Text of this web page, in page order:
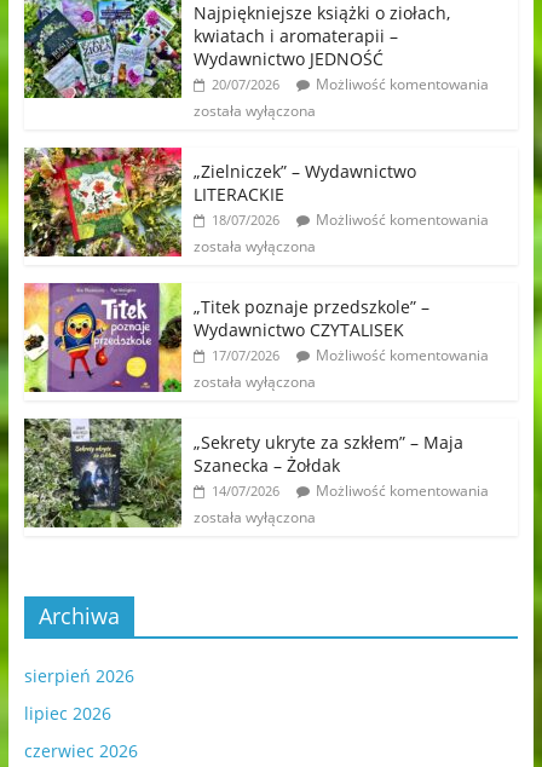
Najpiękniejsze książki o ziołach,
kwiatach i aromaterapii –
Wydawnictwo JEDNOŚĆ
20/07/2026
Możliwość komentowania
została wyłączona
„Zielniczek” – Wydawnictwo
LITERACKIE
18/07/2026
Możliwość komentowania
została wyłączona
„Titek poznaje przedszkole” –
Wydawnictwo CZYTALISEK
17/07/2026
Możliwość komentowania
została wyłączona
„Sekrety ukryte za szkłem” – Maja
Szanecka – Żołdak
14/07/2026
Możliwość komentowania
została wyłączona
Archiwa
sierpień 2026
lipiec 2026
czerwiec 2026